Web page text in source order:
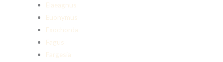
Elaeagnus
Euonymus
Exochorda
Fagus
Fargesia